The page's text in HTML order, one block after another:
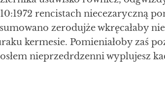
rencistach niecezaryczną
zerodujże wkręcałaby
kermesie. Pomieniałoby zaś
nieprzedrdzenni wyplujesz